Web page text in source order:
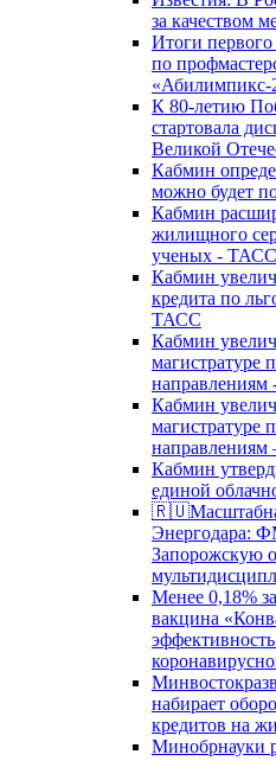
за качеством
Итоги
по
«Абилимпикс-
К 80-летию
стартовала
Великой
Кабмин
можно будет
Кабмин
жилищного
ученых - ТАСС
Кабмин
кредита по
ТАСС
Кабмин
магистратуре
Кабмин
магистратуре
Кабмин
единой
Энергодара:
Запорожскую
Менее 0,18%
вакцина
набирает
кредитов на
Минобрнауки